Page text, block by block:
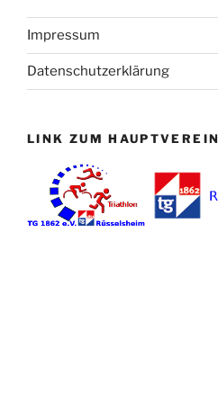
Impressum
Datenschutzerklärung
LINK ZUM HAUPTVEREIN